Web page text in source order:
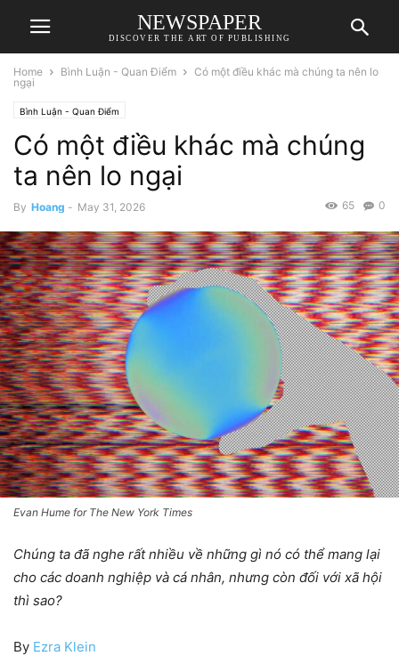
NEWSPAPER
DISCOVER THE ART OF PUBLISHING
Home Bình Luận - Quan Điểm
Có một điều khác mà chúng ta nên lo
ngại
Bình Luận - Quan Điểm
Có một điều khác mà chúng
ta nên lo ngại
By Hoang - May 31, 2026 0
65
Evan Hume for The New York Times
Chúng ta đã nghe rất nhiều về những gì nó có thể mang lại
cho các doanh nghiệp và cá nhân, nhưng còn đối với xã hội
thì sao?
By Ezra Klein